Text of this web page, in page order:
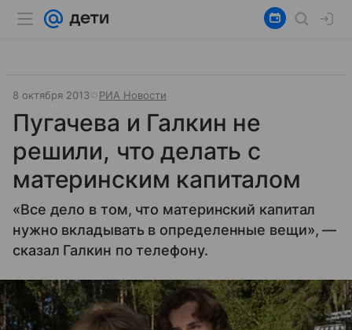
8 октября 2013 РИА Новости
Пугачева и Галкин не
решили, что делать с
материнским капиталом
«Все дело в том, что материнский капитал
нужно вкладывать в определенные вещи», —
сказал Галкин по телефону.